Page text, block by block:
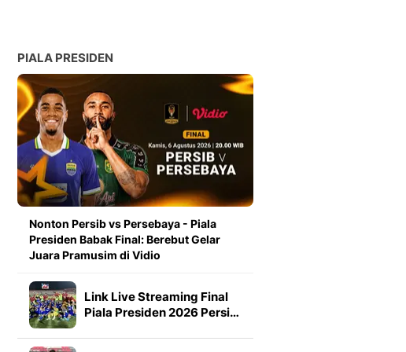
PIALA PRESIDEN
Nonton Persib vs Persebaya - Piala
Presiden Babak Final: Berebut Gelar
Juara Pramusim di Vidio
Link Live Streaming Final
Piala Presiden 2026 Persi…